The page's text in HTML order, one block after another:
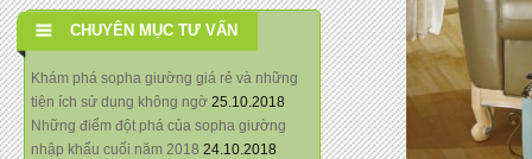
CHUYÊN MỤC TƯ VẤN
Khám phá sopha giường giá rẻ và những
tiện ích sử dụng không ngờ 25.10.2018
Những điểm đột phá của sopha giường
nhập khẩu cuối năm 2018 24.10.2018